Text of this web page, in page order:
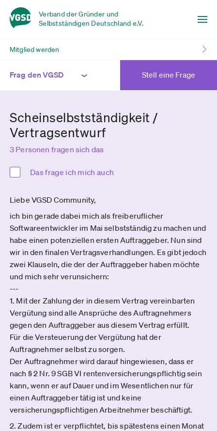
Verband der Gründer und
Selbstständigen Deutschland e.V.
Mitglied werden
Frag den VGSD Stell eine Frage
Scheinselbstständigkeit /
Vertragsentwurf
3 Personen fragen sich das
Das frage ich mich auch
Liebe VGSD Community,
ich bin gerade dabei mich als freiberuflicher
Softwareentwickler im Mai selbstständig zu machen und
habe einen potenziellen ersten Auftraggeber. Nun sind
wir in den finalen Vertragsverhandlungen. Es gibt jedoch
zwei Klauseln, die der der Auftraggeber haben möchte
und mich sehr verunsichern:
---
1. Mit der Zahlung der in diesem Vertrag vereinbarten
Vergütung sind alle Ansprüche des Auftragnehmers
gegen den Auftraggeber aus diesem Vertrag erfüllt.
Für die Versteuerung der Vergütung hat der
Auftragnehmer selbst zu sorgen.
Der Auftragnehmer wird darauf hingewiesen, dass er
nach § 2 Nr. 9 SGB VI rentenversicherungspflichtig sein
kann, wenn er auf Dauer und im Wesentlichen nur für
einen Auftraggeber tätig ist und keine
versicherungspflichtigen Arbeitnehmer beschäftigt.
2. Zudem ist er verpflichtet, bis spätestens einen Monat